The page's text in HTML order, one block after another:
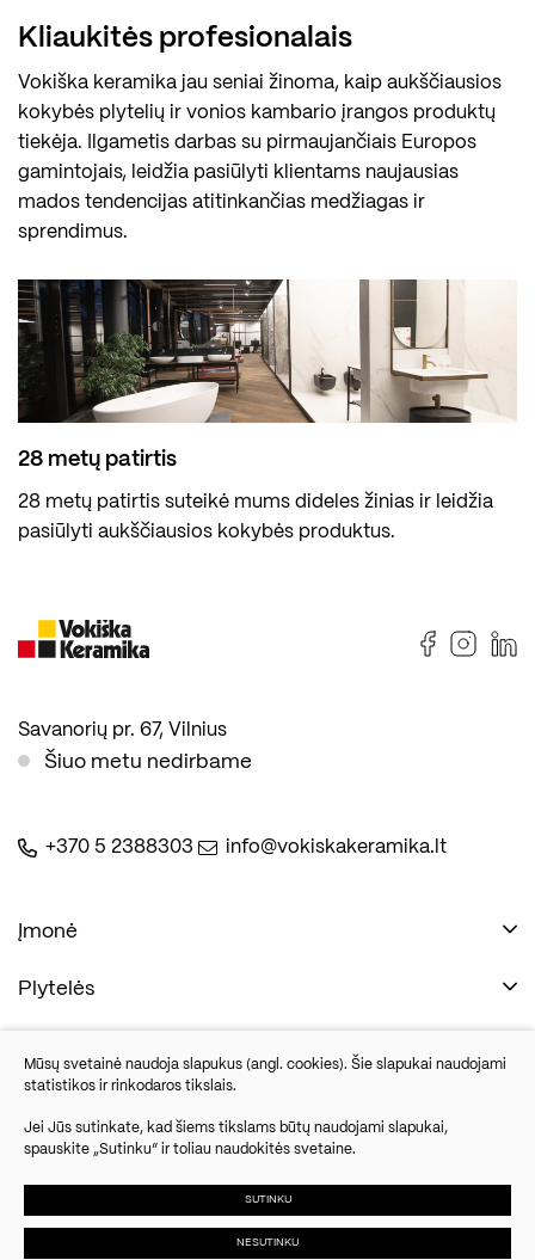
Kliaukitės profesionalais
Vokiška keramika jau seniai žinoma, kaip aukščiausios
kokybės plytelių ir vonios kambario įrangos produktų
tiekėja. Ilgametis darbas su pirmaujančiais Europos
gamintojais, leidžia pasiūlyti klientams naujausias
mados tendencijas atitinkančias medžiagas ir
sprendimus.
28 metų patirtis
28 metų patirtis suteikė mums dideles žinias ir leidžia
pasiūlyti aukščiausios kokybės produktus.
Savanorių pr. 67, Vilnius
Šiuo metu nedirbame
+370 5 2388303 info@vokiskakeramika.lt
Įmonė
Plytelės
Naudinga
Kontaktai
Savanorių pr. 67, Vilnius
Šiuo metu nedirbame
Mūsų svetainė naudoja slapukus (angl. cookies). Šie slapukai naudojami
statistikos ir rinkodaros tikslais.
Jei Jūs sutinkate, kad šiems tikslams būtų naudojami slapukai,
spauskite „Sutinku“ ir toliau naudokitės svetaine.
SUTINKU
NESUTINKU